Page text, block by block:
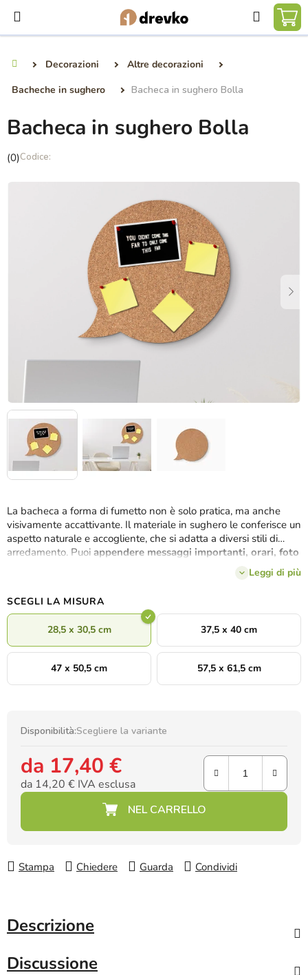
contenuto
Ricerca
Decorazioni
Altre decorazioni
Bacheche in sughero
Bacheca in sughero Bolla
La bacheca a forma di fumetto non è solo pratica, ma anche
visivamente accattivante. Il materiale in sughero le conferisce un
aspetto naturale e accogliente, che si adatta a diversi stili di
arredamento. Puoi appendere messaggi importanti, orari, foto
Leggi di più
SCEGLI LA MISURA
28,5 x 30,5 cm 37,5 x 40 cm
47 x 50,5 cm 57,5 x 61,5 cm
Disponibilità:Scegliere la variante
da 17,40 €
da 14,20 € IVA esclusa
Prezzo della misura:
Stampa Chiedere Guarda Condividi
Bacheca in sughero Bolla
La
(0)
Descrizione
Discussione